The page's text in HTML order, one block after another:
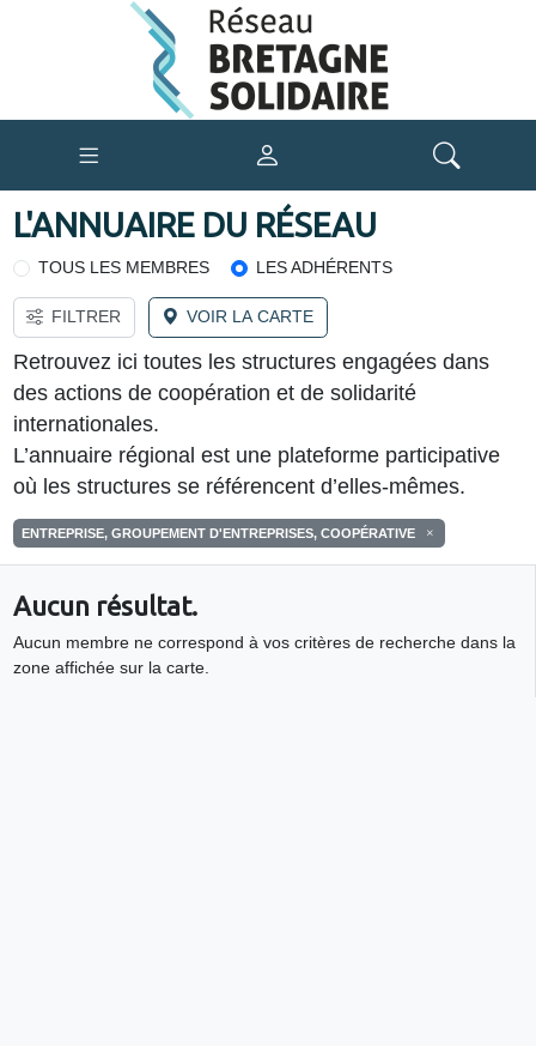
L'ANNUAIRE DU RÉSEAU
TOUS LES MEMBRES LES ADHÉRENTS
FILTRER VOIR LA CARTE
Retrouvez ici toutes les structures engagées dans
des actions de coopération et de solidarité
internationales.
L’annuaire régional est une plateforme participative
où les structures se référencent d’elles-mêmes.
ENTREPRISE, GROUPEMENT D'ENTREPRISES, COOPÉRATIVE
Aucun résultat.
Aucun membre ne correspond à vos critères de recherche dans la
zone affichée sur la carte.